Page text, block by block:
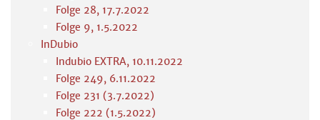
Folge 28, 17.7.2022
Folge 9, 1.5.2022
InDubio
Indubio EXTRA, 10.11.2022
Folge 249, 6.11.2022
Folge 231 (3.7.2022)
Folge 222 (1.5.2022)